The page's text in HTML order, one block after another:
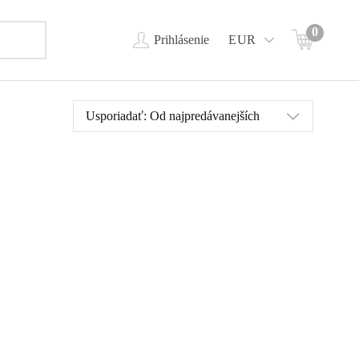
Prihlásenie EUR
0
Usporiadať: Od najpredávanejších